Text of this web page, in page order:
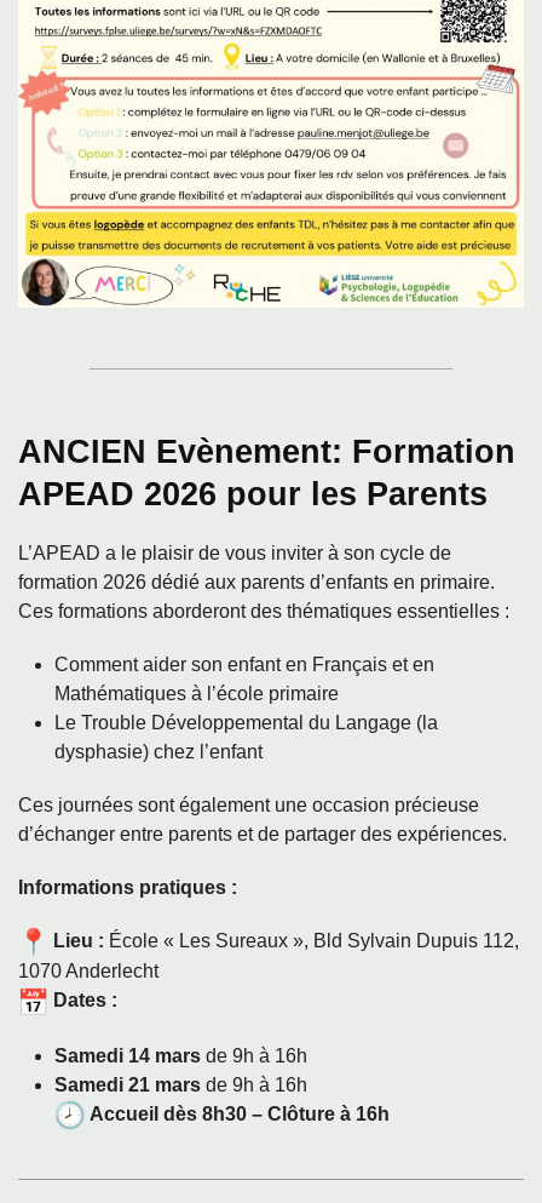
ANCIEN Evènement: Formation
APEAD 2026 pour les Parents
L’APEAD a le plaisir de vous inviter à son cycle de
formation 2026 dédié aux parents d’enfants en primaire.
Ces formations aborderont des thématiques essentielles :
Comment aider son enfant en Français et en
Mathématiques à l’école primaire
Le Trouble Développemental du Langage (la
dysphasie) chez l’enfant
Ces journées sont également une occasion précieuse
d’échanger entre parents et de partager des expériences.
Informations pratiques :
Lieu : École « Les Sureaux », Bld Sylvain Dupuis 112,
1070 Anderlecht
Dates :
Samedi 14 mars de 9h à 16h
Samedi 21 mars de 9h à 16h
Accueil dès 8h30 – Clôture à 16h